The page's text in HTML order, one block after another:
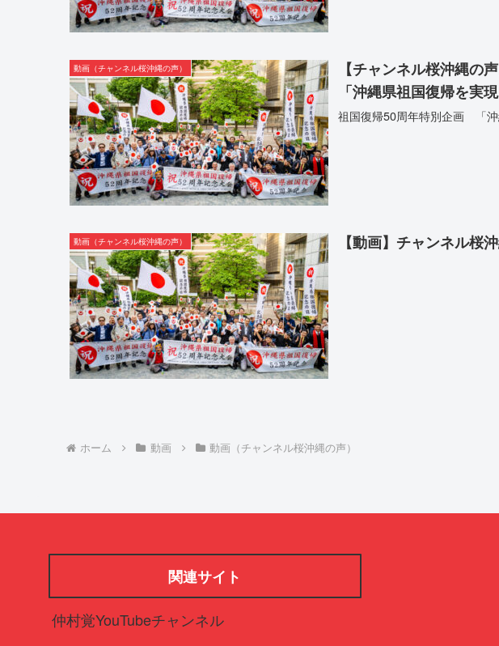
動画（チャンネル桜沖縄の声）
【チャンネル桜沖縄の
「沖縄県祖国復帰を実
祖国復帰50周年特別企画 「沖
動画（チャンネル桜沖縄の声） 【動画】チャンネル桜
ホーム 動画 動画（チャンネル桜沖縄の声）
関連サイト
仲村覚YouTubeチャンネル